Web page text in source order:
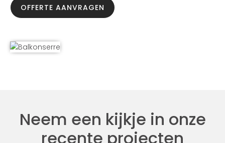
OFFERTE AANVRAGEN
Neem een kijkje in onze
recente projecten